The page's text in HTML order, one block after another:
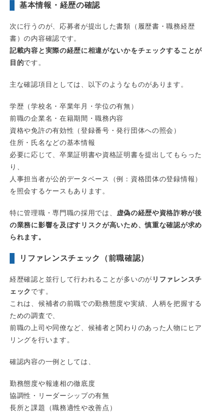
基本情報・経歴の確認
次に行うのが、応募者が提出した書類（履歴書・職務経歴
書）の内容確認です。
記載内容と実際の経歴に相違がないかをチェックすることが
目的です。
主な確認項目としては、以下のようなものがあります。
学歴（学校名・卒業年月・学位の有無）
前職の企業名・在籍期間・職務内容
資格や免許の有効性（登録番号・発行団体への照会）
住所・氏名などの基本情報
必要に応じて、卒業証明書や資格証明書を提出してもらった
り、
人事担当者が公的データベース（例：資格団体の登録情報）
を照会するケースもあります。
特に管理職・専門職の採用では、 虚偽の経歴や資格詐称が後
の業務に影響を及ぼすリスクが高いため、慎重な確認が求め
られます。
リファレンスチェック（前職確認）
経歴確認と並行して行われることが多いのが リファレンスチ
ェック です。
これは、候補者の前職での勤務態度や実績、人柄を把握する
ための調査で、
前職の上司や同僚など、候補者と関わりのあった人物にヒア
リングを行います。
確認内容の一例としては、
勤務態度や報連相の徹底度
協調性・リーダーシップの有無
長所と課題（職務適性や改善点）